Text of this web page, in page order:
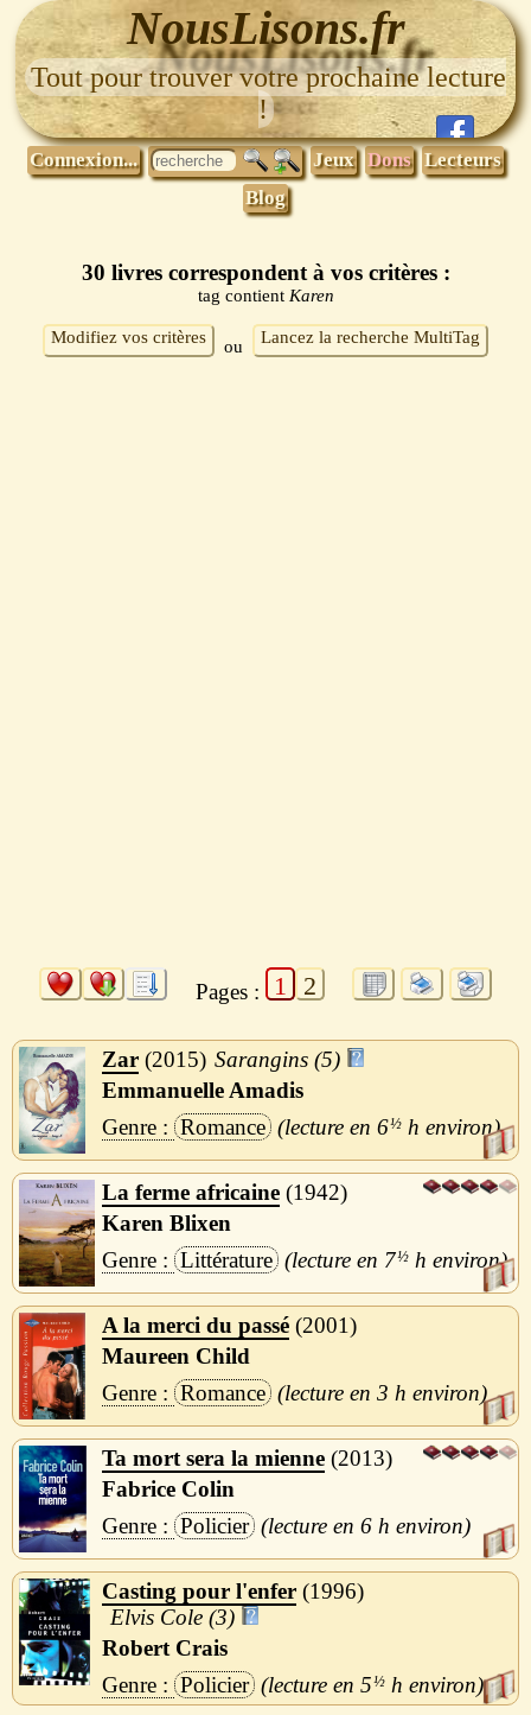
NousLisons.fr
Tout pour trouver votre prochaine lecture
!
Connexion... Jeux Dons Lecteurs
Blog
30 livres correspondent à vos critères :
tag contient Karen
Modifiez vos critères ou Lancez la recherche MultiTag
Pages : 1 2
Zar 2015
Sarangins (5)
Emmanuelle Amadis
Romance
6½ h
La ferme africaine 1942
Karen Blixen
Littérature
7½ h
A la merci du passé 2001
Maureen Child
Romance
3 h
Ta mort sera la mienne 2013
Fabrice Colin
Policier
6 h
Casting pour l'enfer 1996
Elvis Cole (3)
Robert Crais
Policier
5½ h